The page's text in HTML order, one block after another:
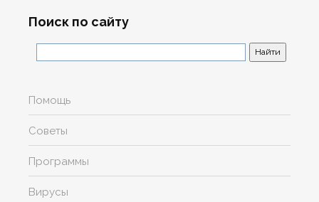
Поиск по сайту
Помощь
Советы
Программы
Вирусы